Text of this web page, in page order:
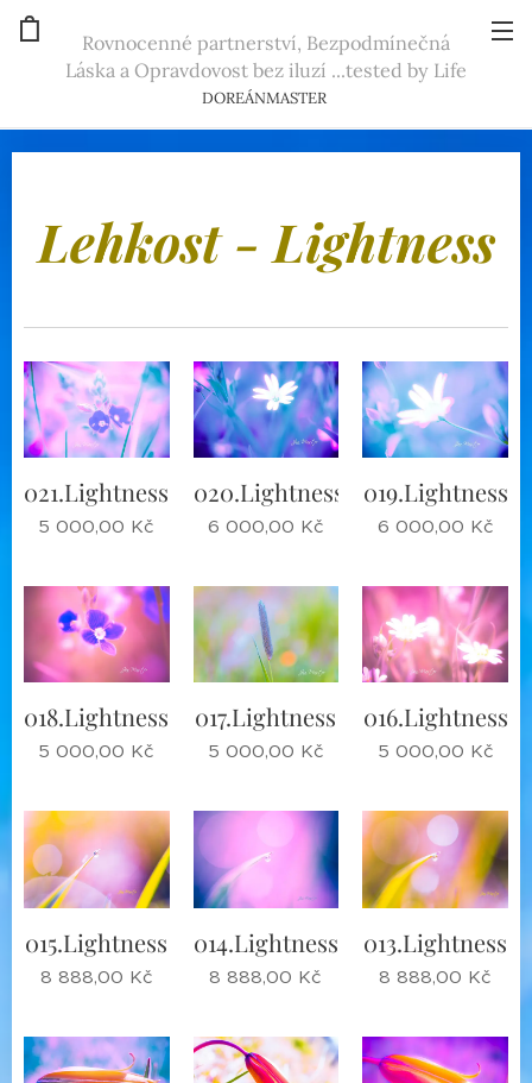
Rovnocenné partnerství, Bezpodmínečná
Láska a Opravdovost bez iluzí ...tested by Life
DOREÁNMASTER
Lehkost - Lightness
021.Lightness
5 000,00 Kč
020.Lightness
6 000,00 Kč
019.Lightness
6 000,00 Kč
018.Lightness
5 000,00 Kč
017.Lightness
5 000,00 Kč
016.Lightness
5 000,00 Kč
015.Lightness
8 888,00 Kč
014.Lightness
8 888,00 Kč
013.Lightness
8 888,00 Kč